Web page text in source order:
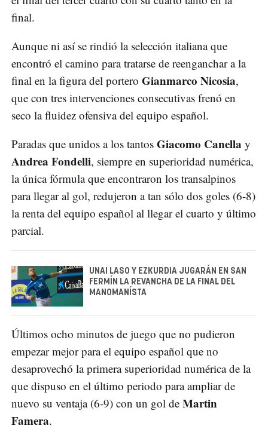
final.
Aunque ni así se rindió la selección italiana que
encontró el camino para tratarse de reenganchar a la
final en la figura del portero Gianmarco Nicosia,
que con tres intervenciones consecutivas frenó en
seco la fluidez ofensiva del equipo español.
Paradas que unidos a los tantos Giacomo Canella y
Andrea Fondelli, siempre en superioridad numérica,
la única fórmula que encontraron los transalpinos
para llegar al gol, redujeron a tan sólo dos goles (6-8)
la renta del equipo español al llegar el cuarto y último
parcial.
UNAI LASO Y EZKURDIA JUGARÁN EN SAN
FERMÍN LA REVANCHA DE LA FINAL DEL
MANOMANÍSTA
Últimos ocho minutos de juego que no pudieron
empezar mejor para el equipo español que no
desaprovechó la primera superioridad numérica de la
que dispuso en el último periodo para ampliar de
nuevo su ventaja (6-9) con un gol de Martin
Famera.